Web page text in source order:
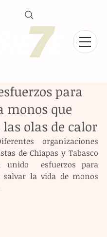
para
monos que
olas de calor
organizaciones
de Chiapas y Tabasco
unido  esfuerzos para
salvar la vida de monos